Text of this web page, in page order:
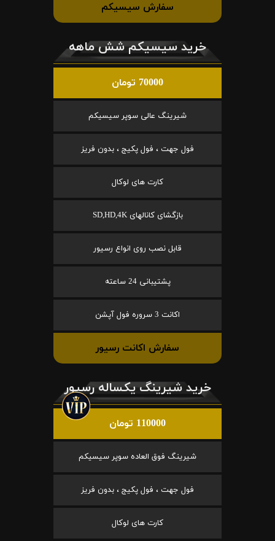
سفارش سیسیکم
خرید سیسیکم شش ماهه
70000 تومان
شیرینگ عالی سوپر سیسیکم
فول جهت ، فول پکیج ، بدون فریز
کارت های لوکال
بازگشای کانالهای SD,HD,4K
قابل نصب روی انواع رسیور
پشتیبانی 24 ساعته
اکانت 3 سروره فول آپشن
سفارش اکانت رسیور
خرید شیرینگ یکساله رسیور
110000 تومان
شیرینگ فوق العاده سوپر سیسیکم
فول جهت ، فول پکیج ، بدون فریز
کارت های لوکال